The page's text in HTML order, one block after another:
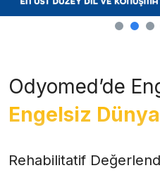
Odyomed’de
Engelsiz
Rehabilitatif